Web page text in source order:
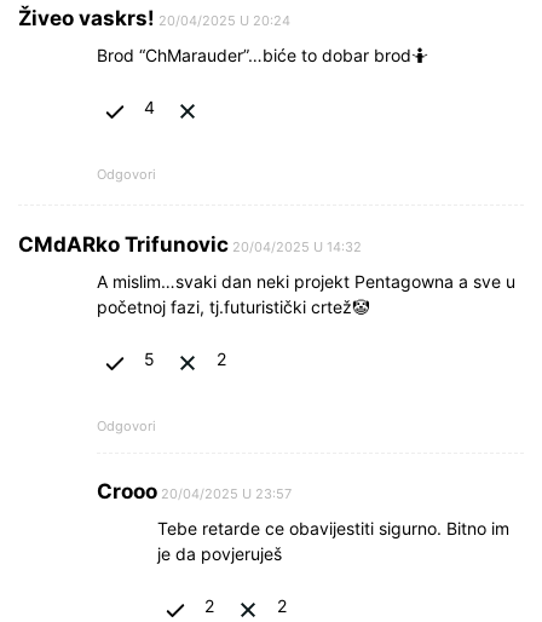
Živeo vaskrs! 20/04/2025 U 20:24
Brod “ChMarauder”…biće to dobar brod🤷
4
Odgovori
CMdARko Trifunovic 20/04/2025 U 14:32
A mislim…svaki dan neki projekt Pentagowna a sve u
početnoj fazi, tj.futuristički crtež🤡
5 2
Odgovori
Crooo 20/04/2025 U 23:57
Tebe retarde ce obavijestiti sigurno. Bitno im
je da povjeruješ
2 2